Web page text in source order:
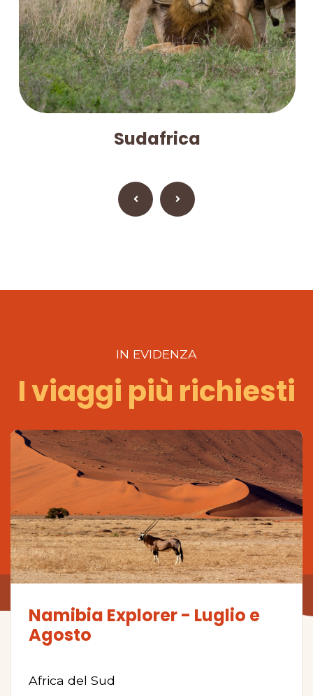
Sudafrica
IN EVIDENZA
I viaggi più richiesti
Namibia Explorer - Luglio e
Agosto
Africa del Sud